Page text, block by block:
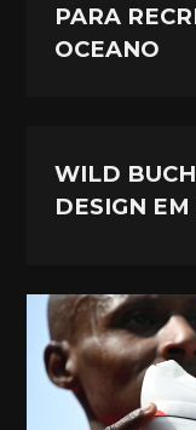
PARA
OCEANO
WILD BUCH
DESIGN EM